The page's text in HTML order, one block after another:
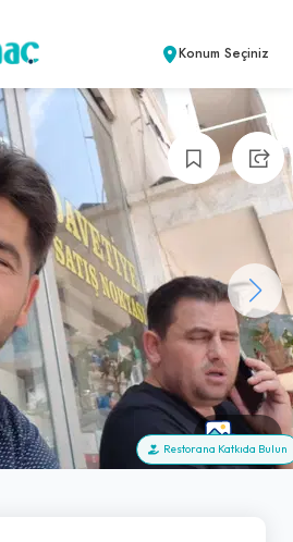
Konum Seçiniz
+47
Restorana Katkıda Bulun